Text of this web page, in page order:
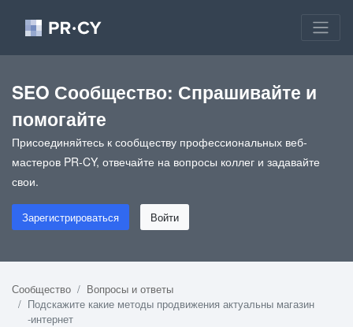
SEO Сообщество: Спрашивайте и
помогайте
Присоединяйтесь к сообществу профессиональных веб-
мастеров PR-CY, отвечайте на вопросы коллег и задавайте
свои.
Зарегистрироваться Войти
Сообщество
Вопросы и ответы
Подскажите какие методы продвижения актуальны магазин
-интернет